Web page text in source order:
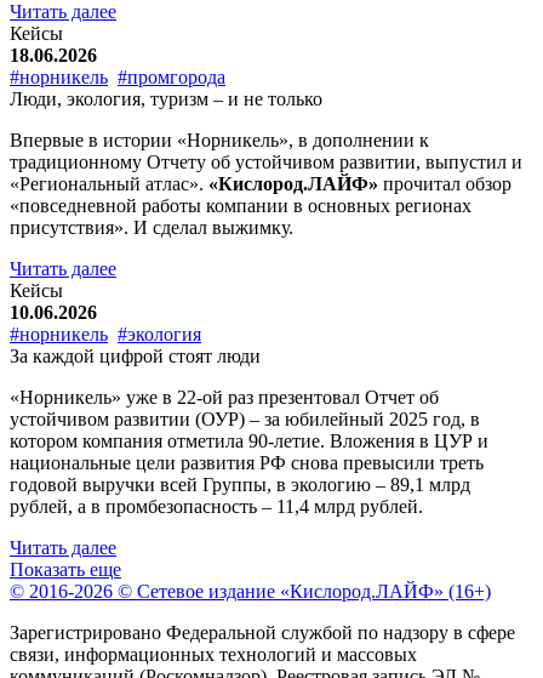
Читать далее
Кейсы
18.06.2026
#норникель #промгорода
Люди, экология, туризм – и не только
Впервые в истории «Норникель», в дополнении к
традиционному Отчету об устойчивом развитии, выпустил и
«Региональный атлас». «Кислород.ЛАЙФ» прочитал обзор
«повседневной работы компании в основных регионах
присутствия». И сделал выжимку.
Читать далее
Кейсы
10.06.2026
#норникель #экология
За каждой цифрой стоят люди
«Норникель» уже в 22-ой раз презентовал Отчет об
устойчивом развитии (ОУР) – за юбилейный 2025 год, в
котором компания отметила 90-летие. Вложения в ЦУР и
национальные цели развития РФ снова превысили треть
годовой выручки всей Группы, в экологию – 89,1 млрд
рублей, а в промбезопасность – 11,4 млрд рублей.
Читать далее
Показать еще
© 2016-2026 © Сетевое издание «Кислород.ЛАЙФ» (16+)
Зарегистрировано Федеральной службой по надзору в сфере
связи, информационных технологий и массовых